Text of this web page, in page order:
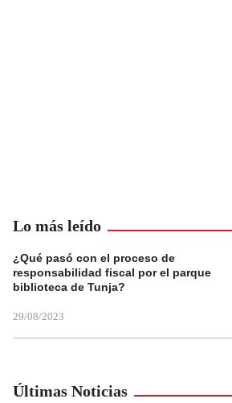
Lo más leído
¿Qué pasó con el proceso de
responsabilidad fiscal por el parque
biblioteca de Tunja?
29/08/2023
Últimas Noticias